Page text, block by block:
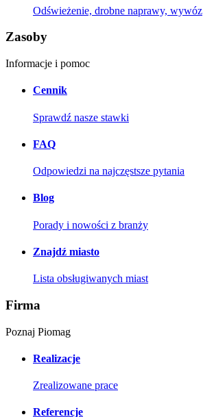
Odświeżenie, drobne naprawy, wywóz
Zasoby
Informacje i pomoc
Cennik
Sprawdź nasze stawki
FAQ
Odpowiedzi na najczęstsze pytania
Blog
Porady i nowości z branży
Znajdź miasto
Lista obsługiwanych miast
Firma
Poznaj Piomag
Realizacje
Zrealizowane prace
Referencje